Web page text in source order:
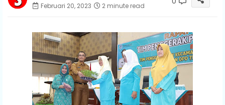
Februari 20, 2023
2 minute read